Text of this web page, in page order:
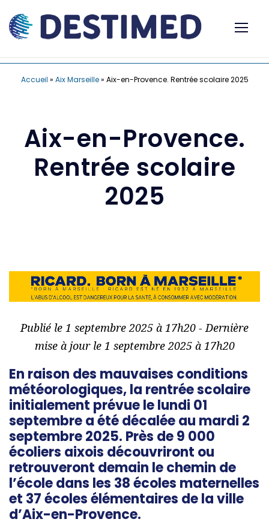
Accueil » Aix Marseille» Aix-en-Provence. Rentrée scolaire 2025
Aix-en-Provence.
Rentrée scolaire
2025
Publié le 1 septembre 2025 à 17h20 - Dernière
mise à jour le 1 septembre 2025 à 17h20
En raison des mauvaises conditions
météorologiques, la rentrée scolaire
initialement prévue le lundi 01
septembre a été décalée au mardi 2
septembre 2025. Près de 9 000
écoliers aixois découvriront ou
retrouveront demain le chemin de
l’école dans les 38 écoles maternelles
et 37 écoles élémentaires de la ville
d’Aix-en-Provence.